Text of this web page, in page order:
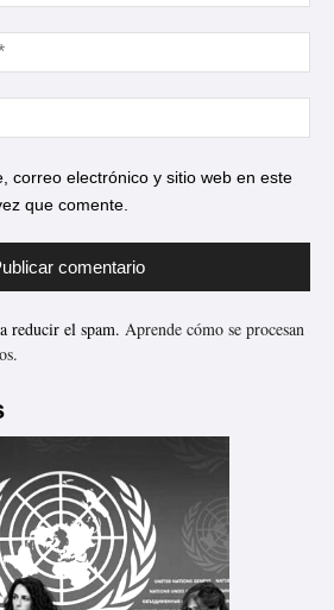
correo electrónico y sitio web en este
que comente.
reducir el spam. Aprende cómo se procesan